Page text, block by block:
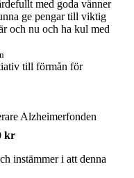
med goda vänner
ge pengar till viktig
och nu och ha kul med
till förmån för
Alzheimerfonden
kr
instämmer i att denna